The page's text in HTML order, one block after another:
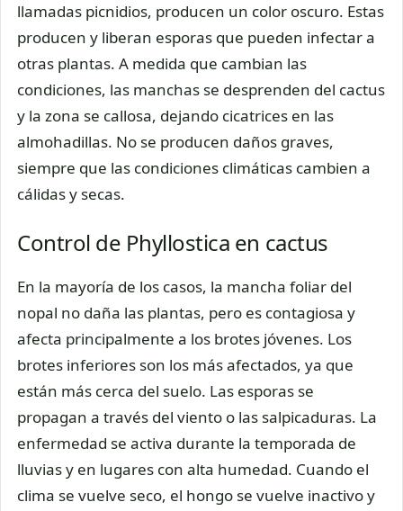
llamadas picnidios, producen un color oscuro. Estas
producen y liberan esporas que pueden infectar a
otras plantas. A medida que cambian las
condiciones, las manchas se desprenden del cactus
y la zona se callosa, dejando cicatrices en las
almohadillas. No se producen daños graves,
siempre que las condiciones climáticas cambien a
cálidas y secas.
Control de Phyllostica en cactus
En la mayoría de los casos, la mancha foliar del
nopal no daña las plantas, pero es contagiosa y
afecta principalmente a los brotes jóvenes. Los
brotes inferiores son los más afectados, ya que
están más cerca del suelo. Las esporas se
propagan a través del viento o las salpicaduras. La
enfermedad se activa durante la temporada de
lluvias y en lugares con alta humedad. Cuando el
clima se vuelve seco, el hongo se vuelve inactivo y